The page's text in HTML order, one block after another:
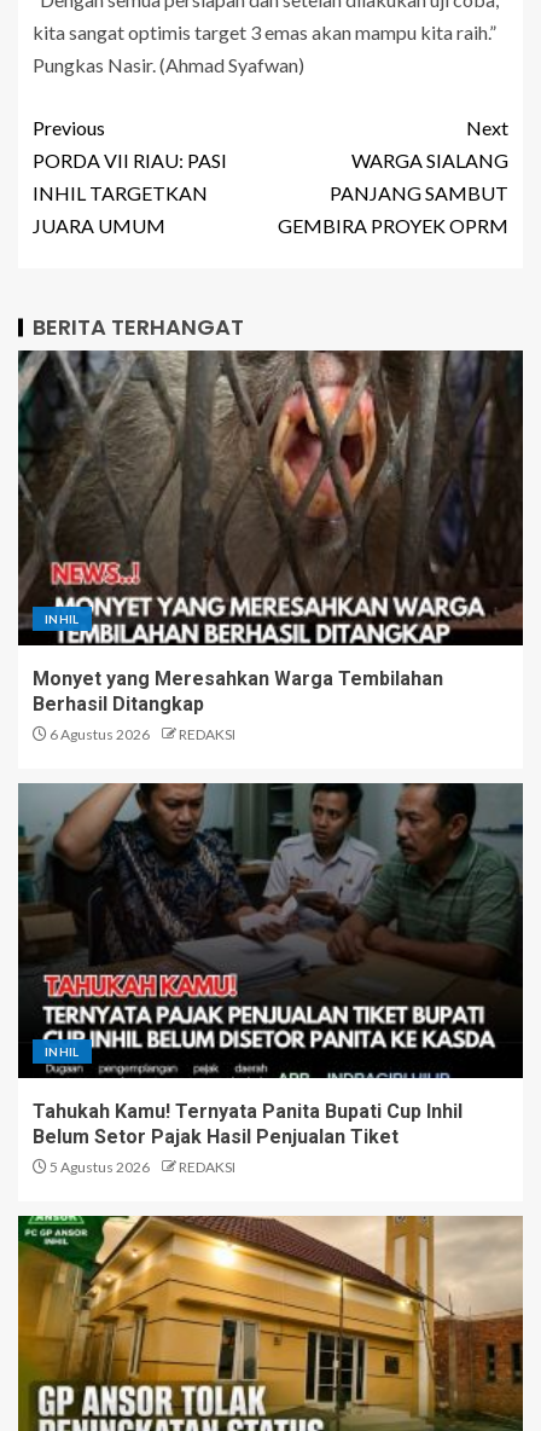
kita sangat optimis target 3 emas akan mampu kita raih.”
Pungkas Nasir. (Ahmad Syafwan)
Previous
PORDA VII RIAU: PASI
INHIL TARGETKAN
JUARA UMUM
Next
WARGA SIALANG
PANJANG SAMBUT
GEMBIRA PROYEK OPRM
BERITA TERHANGAT
INHIL
Monyet yang Meresahkan Warga Tembilahan
Berhasil Ditangkap
6 Agustus 2026 REDAKSI
INHIL
Tahukah Kamu! Ternyata Panita Bupati Cup Inhil
Belum Setor Pajak Hasil Penjualan Tiket
5 Agustus 2026 REDAKSI